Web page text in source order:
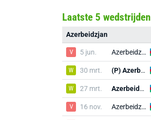
Laatste 5 wedstrijden
Azerbeidzjan
V 5 jun. Azerbeidzjan
W 30 mrt. (P) Azerbeidzjan
W 27 mrt. Azerbeidzjan
V 16 nov. Azerbeidzjan